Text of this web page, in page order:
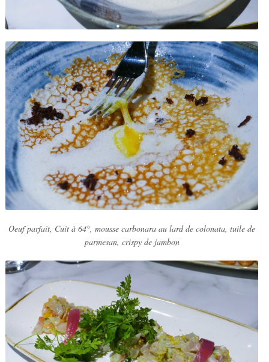
Oeuf parfait, Cuit à 64°, mousse carbonara au lard de colonata, tuile de
parmesan, crispy de jambon